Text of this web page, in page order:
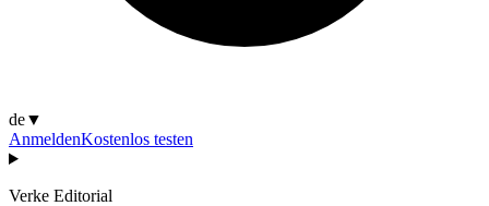
de▼
AnmeldenKostenlos testen
Verke Editorial